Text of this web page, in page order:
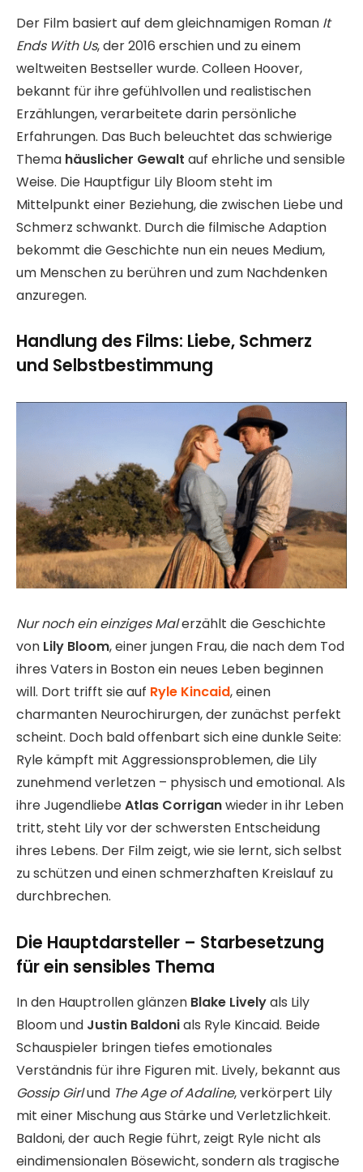
Der Film basiert auf dem gleichnamigen Roman It
Ends With Us, der 2016 erschien und zu einem
weltweiten Bestseller wurde. Colleen Hoover,
bekannt für ihre gefühlvollen und realistischen
Erzählungen, verarbeitete darin persönliche
Erfahrungen. Das Buch beleuchtet das schwierige
Thema häuslicher Gewalt auf ehrliche und sensible
Weise. Die Hauptfigur Lily Bloom steht im
Mittelpunkt einer Beziehung, die zwischen Liebe und
Schmerz schwankt. Durch die filmische Adaption
bekommt die Geschichte nun ein neues Medium,
um Menschen zu berühren und zum Nachdenken
anzuregen.
Handlung des Films: Liebe, Schmerz
und Selbstbestimmung
Nur noch ein einziges Malerzählt die Geschichte
von Lily Bloom, einer jungen Frau, die nach dem Tod
ihres Vaters in Boston ein neues Leben beginnen
will. Dort trifft sie auf Ryle Kincaid, einen
charmanten Neurochirurgen, der zunächst perfekt
scheint. Doch bald offenbart sich eine dunkle Seite:
Ryle kämpft mit Aggressionsproblemen, die Lily
zunehmend verletzen – physisch und emotional. Als
ihre JugendliebeAtlas Corriganwieder in ihr Leben
tritt, steht Lily vor der schwersten Entscheidung
ihres Lebens. Der Film zeigt, wie sie lernt, sich selbst
zu schützen und einen schmerzhaften Kreislauf zu
durchbrechen.
Die Hauptdarsteller – Starbesetzung
für ein sensibles Thema
In den Hauptrollen glänzen Blake Livelyals Lily
Bloom und Justin Baldonials Ryle Kincaid. Beide
Schauspieler bringen tiefes emotionales
Verständnis für ihre Figuren mit. Lively, bekannt aus
Gossip Girlund The Age of Adaline, verkörpert Lily
mit einer Mischung aus Stärke und Verletzlichkeit.
Baldoni, der auch Regie führt, zeigt Ryle nicht als
eindimensionalen Bösewicht, sondern als tragische